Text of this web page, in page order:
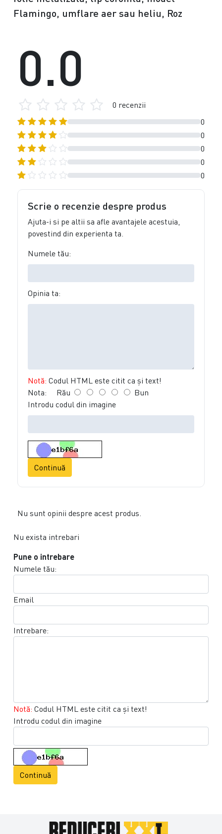
Flamingo, umflare aer sau heliu, Roz
0
0
0
0
0
0.0
0 recenzii
Scrie o recenzie despre produs
Ajuta-i si pe altii sa afle avantajele acestuia,
povestind din experienta ta.
Numele tău:
Opinia ta:
Notă: Codul HTML este citit ca şi text!
Nota: Rău
Bun
Introdu codul din imagine
Continuă
Nu sunt opinii despre acest produs.
Nu exista intrebari
Pune o intrebare
Numele tău:
Email
Intrebare:
Notă: Codul HTML este citit ca şi text!
Introdu codul din imagine
Continuă